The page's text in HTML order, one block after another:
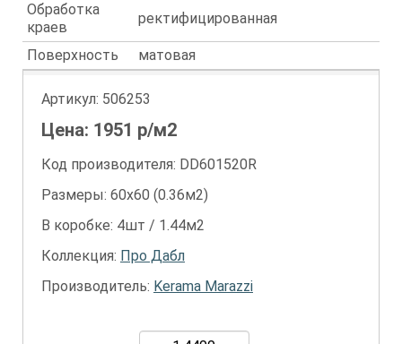
Обработка
краев
ректифицированная
Поверхность матовая
Артикул: 506253
Цена: 1951 р/м2
Код производителя: DD601520R
Размеры: 60х60 (0.36м2)
В коробке: 4шт / 1.44м2
Коллекция: Про Дабл
Производитель: Kerama Marazzi